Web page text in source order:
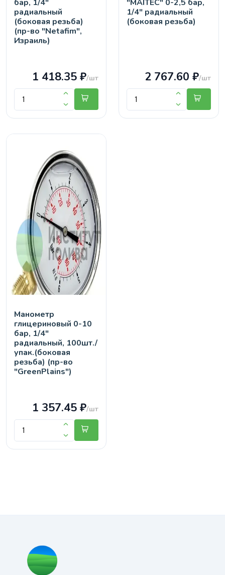
бар, 1/4"
радиальный
(боковая резьба)
(пр-во "Netafim",
Израиль)
1 418.35 ₽/шт
"MAITEC" 0-2,5 бар,
1/4" радиальный
(боковая резьба)
2 767.60 ₽/шт
Манометр
глицериновый 0-10
бар, 1/4"
радиальный, 100шт./
упак.(боковая
резьба) (пр-во
"GreenPlains")
1 357.45 ₽/шт